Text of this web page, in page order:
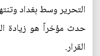
التحرير وسط بغداد
حدث مؤخراً هو زيادة
القرار.